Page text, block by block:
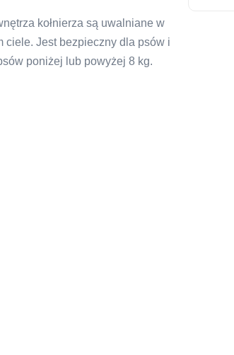
kołnierza są uwalniane w
ciele. Jest bezpieczny dla psów i
poniżej lub powyżej 8 kg.